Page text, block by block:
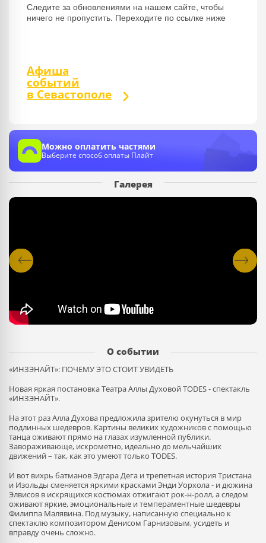
Следите за обновлениями на нашем сайте, чтобы
ничего не пропустить. Переходите по ссылке ниже
Афиша
событий
в Севастополе
Можно оплатить частями
Выберите способ оплаты Плайт
Галерея
О событии
«ИНЗЭНАЙТ»: ПОЧЕМУ ЭТО СТОИТ УВИДЕТЬ
Новая яркая постановка Театра Аллы Духовой TODES - спектакль
«ИНЗЭНАЙТ».
На этот раз Алла Духова предложила зрителю окунуться в мир
подлинных шедевров. Картины великих художников с помощью
танца оживают прямо на глазах изумленной публики.
Завораживающе, искрометно, идеально до мельчайших
движений – так, как это умеют только TODES.
И вот вихрь батманов Эдгара Дега и трепетная история Тристана
и Изольды сменяется яркими красками Энди Уорхола - и дюжина
Элвисов в искрящихся костюмах отжигают рок-н-ролл, а следом
оживают яркие, эмоциональные и темпераментные шедевры
Филиппа Малявина. Под музыку, написанную специально к
спектаклю композитором Денисом Гарнизовым, усидеть и
вправду очень сложно.